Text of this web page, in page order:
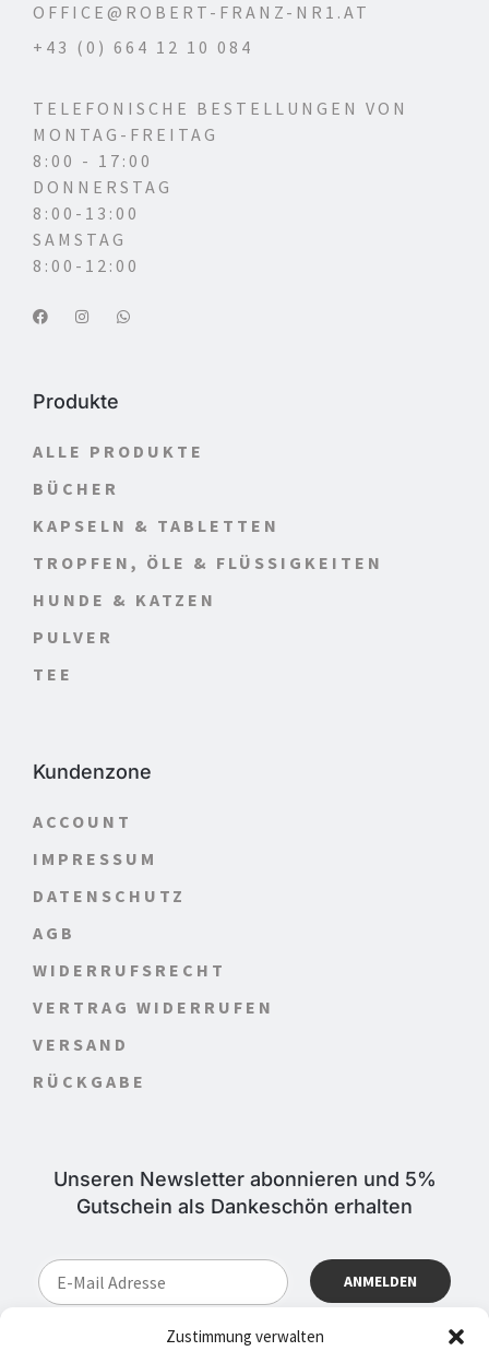
Zustimmung verwalten
OFFICE@ROBERT-FRANZ-NR1.AT
+43 (0) 664 12 10 084
TELEFONISCHE BESTELLUNGEN VON
MONTAG-FREITAG
8:00 - 17:00
DONNERSTAG
8:00-13:00
SAMSTAG
8:00-12:00
Produkte
ALLE PRODUKTE
BÜCHER
KAPSELN & TABLETTEN
TROPFEN, ÖLE & FLÜSSIGKEITEN
HUNDE & KATZEN
PULVER
TEE
Kundenzone
ACCOUNT
IMPRESSUM
DATENSCHUTZ
AGB
WIDERRUFSRECHT
VERTRAG WIDERRUFEN
VERSAND
RÜCKGABE
Unseren Newsletter abonnieren und 5%
Gutschein als Dankeschön erhalten
ABONNIEREN SIE JETZT EINFACH UNSEREN REGELMÄSSIG E
RSCHEINENDEN NEWSLETTER UND SIE WERDEN STETS A